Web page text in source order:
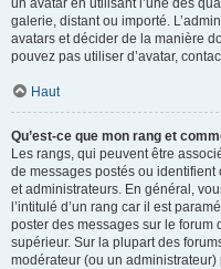
un avatar en utilisant l’une des
galerie, distant ou importé.
avatars et décider de la manière
pouvez pas utiliser d’avatar,
Haut
Qu’est-ce que mon rang et
Les rangs, qui peuvent être
de messages postés ou
et administrateurs. En général,
l’intitulé d’un rang car il est
poster des messages sur le forum
supérieur. Sur la plupart des
modérateur (ou un